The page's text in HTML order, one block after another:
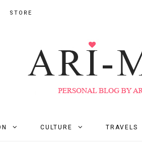
STORE
CULTURE TRAVELS